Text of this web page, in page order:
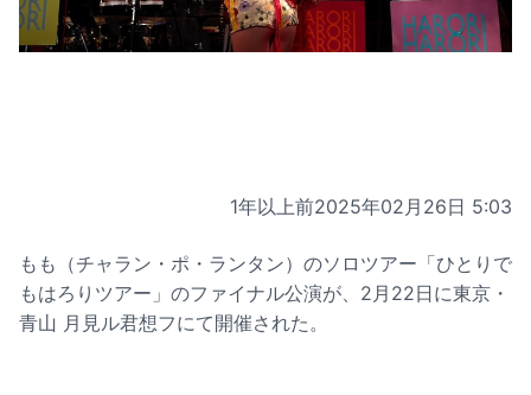
1年以上前2025年02月26日 5:03
もも（チャラン・ポ・ランタン）のソロツアー「ひとりで
もはろりツアー」のファイナル公演が、2月22日に東京・
青山 月見ル君想フにて開催された。